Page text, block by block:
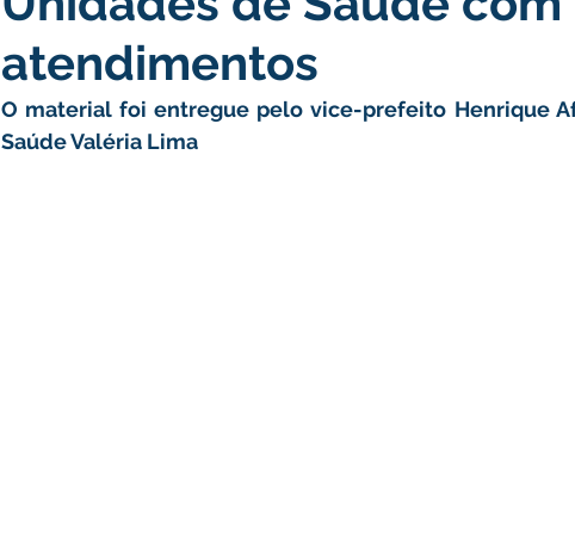
atendimentos
O material foi entregue pelo vice-prefeito Henrique
Saúde Valéria Lima